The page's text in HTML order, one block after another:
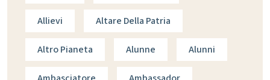
Allievi Altare Della Patria
Altro Pianeta Alunne Alunni